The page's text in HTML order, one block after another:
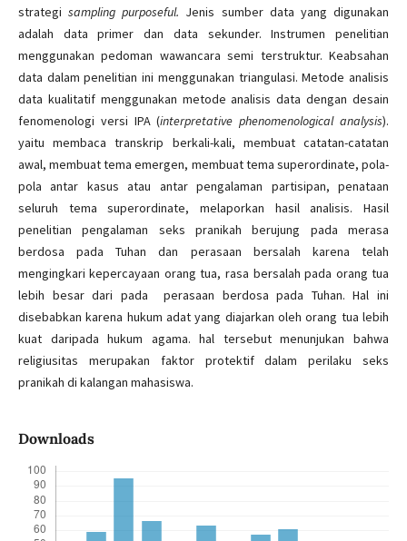
strategisampling purposeful. Jenis sumber data yang digunakan
adalah data primer dan data sekunder. Instrumen penelitian
menggunakan pedoman wawancara semi terstruktur. Keabsahan
data dalam penelitian ini menggunakan triangulasi. Metode analisis
data kualitatif menggunakan metode analisis data dengan desain
fenomenologi versi IPA (interpretative phenomenological analysis).
yaitu membaca transkrip berkali-kali, membuat catatan-catatan
awal, membuat tema emergen, membuat tema superordinate, pola-
pola antar kasus atau antar pengalaman partisipan, penataan
seluruh tema superordinate, melaporkan hasil analisis. Hasil
penelitian pengalaman seks pranikah berujung pada merasa
berdosa pada Tuhan dan perasaan bersalah karena telah
mengingkari kepercayaan orang tua, rasa bersalah pada orang tua
lebih besar dari pada perasaan berdosa pada Tuhan. Hal ini
disebabkan karena hukum adat yang diajarkan oleh orang tua lebih
kuat daripada hukum agama. hal tersebut menunjukan bahwa
religiusitas merupakan faktor protektif dalam perilaku seks
pranikah di kalangan mahasiswa.
Downloads